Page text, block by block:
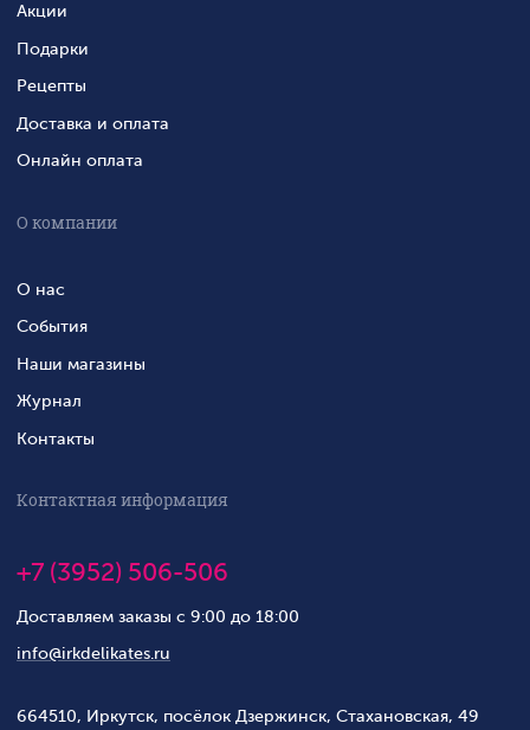
Акции
Подарки
Рецепты
Доставка и оплата
Онлайн оплата
О компании
О нас
События
Наши магазины
Журнал
Контакты
Контактная информация
+7 (3952) 506-506
Доставляем заказы с 9:00 до 18:00
info@irkdelikates.ru
664510, Иркутск, посёлок Дзержинск, Стахановская, 49